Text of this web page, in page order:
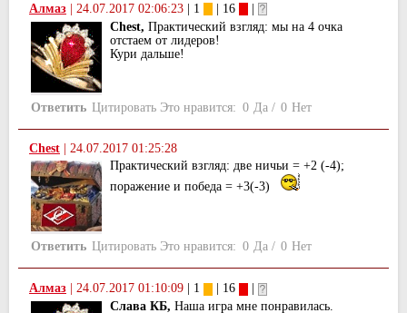
Алмаз | 24.07.2017 02:06:23 | 1 | 16
|
Chest, Практический взгляд: мы на 4 очка
отстаем от лидеров!
Кури дальше!
Ответить Цитировать Это нравится: 0 Да / 0 Нет
Chest
24.07.2017 01:25:28
Практический взгляд: две ничьи = +2 (-4);
поражение и победа = +3(-3)
Ответить Цитировать Это нравится: 0 Да / 0 Нет
Алмаз 24.07.2017 01:10:09 | 1 | 16
Слава КБ, Наша игра мне понравилась.